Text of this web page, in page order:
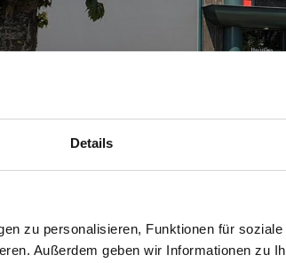
Details
zu personalisieren, Funktionen für
Außerdem geben wir Informationen zu